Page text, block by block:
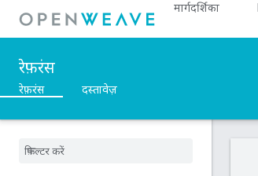
मार्गदर्शिका
रेफ़रंस
रेफ़रंस दस्तावेज़